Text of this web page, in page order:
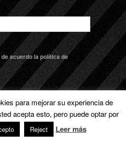
acuerdo la política de
Cheese Man |Aviso legal
para mejorar su experiencia de
acepta esto, pero puede optar por
Reject Leer más